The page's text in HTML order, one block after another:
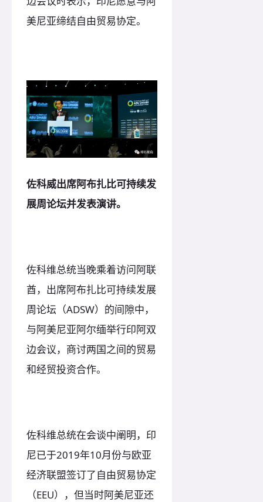
美尼亚缔结自由贸易协定。
佐科威出席阿布扎比可持续发
展周论坛并发表演讲。
佐科维总统当晚乘着访问阿联
酋，出席阿布扎比可持续发展
周论坛（ADSW）的间隙中，
与阿美尼亚阿尔缅举行印阿双
边会议，商讨两国之间的贸易
和经贸投资合作。
佐科维总统在会谈中阐明，印
尼已于2019年10月份与欧亚
经济联盟签订了自由贸易协定
（EEU），但当时阿美尼亚还